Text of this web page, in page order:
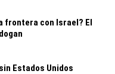
frontera con Israel? El
Estados Unidos